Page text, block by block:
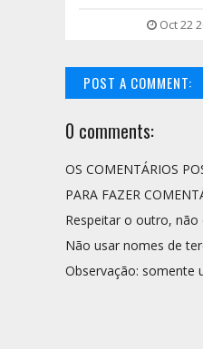
Oct 22
POST A COMMENT:
0 comments:
OS COMENTÁRIOS
PARA FAZER
Respeitar o outro,
Não usar nomes de
Observação: somente